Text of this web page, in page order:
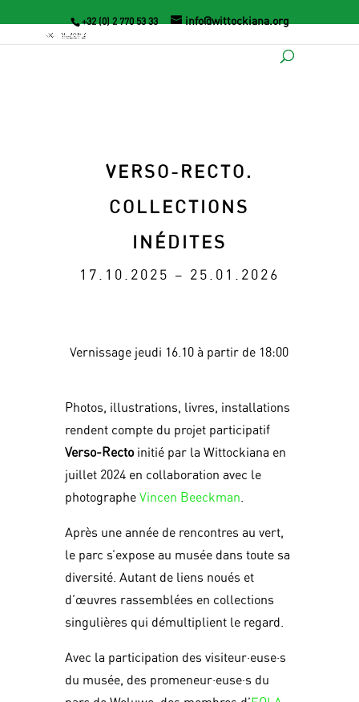
+32 (0) 2 770 53 33 info@wittockiana.org
VERSO-RECTO.
COLLECTIONS
INÉDITES
17.10.2025 – 25.01.2026
Vernissage jeudi 16.10 à partir de 18:00
Photos, illustrations, livres, installations
rendent compte du projet participatif
Verso-Rectoinitié par la Wittockiana en
juillet 2024 en collaboration avec le
photographe Vincen Beeckman.
Après une année de rencontres au vert,
le parc s’expose au musée dans toute sa
diversité. Autant de liens noués et
d’œuvres rassemblées en collections
singulières qui démultiplient le regard.
Avec la participation des visiteur·euse·s
du musée, des promeneur·euse·s du